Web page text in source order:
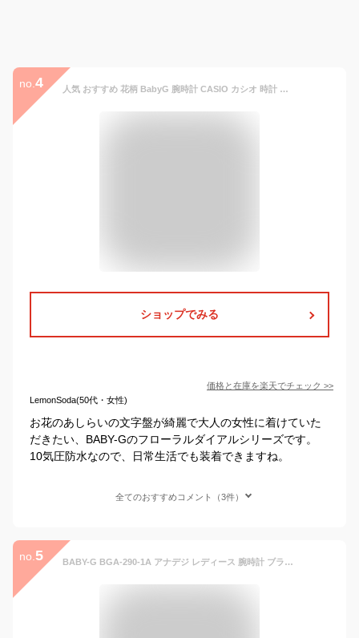
no. 4 人気 おすすめ 花柄 BabyG 腕時計 CASIO カシオ 時計 ベビージー フローラル ダイアル BABYG Floral Dial レディース おしゃれ 上品 防水 スポーツ 健康 お母さん 母 女性 白 黒 [ ベビーG ピンクゴールド 見やすい BGA-150 頑丈 ] 新生活 プレゼント ギフト クリスマス 2024
ショップでみる
価格と在庫を楽天でチェック >>
LemonSoda(50代・女性)
お花のあしらいの文字盤が綺麗で大人の女性に着けていた
だきたい、BABY-Gのフローラルダイアルシリーズです。
10気圧防水なので、日常生活でも装着できますね。
全てのおすすめコメント（3件）
no. 5 BABY-G BGA-290-1A アナデジ レディース 腕時計 ブラック ベビーG ベイビージー 逆輸入海外モデル